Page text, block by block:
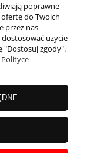
poprawne
do Twoich
przez nas
użycie
"Dostosuj zgody".